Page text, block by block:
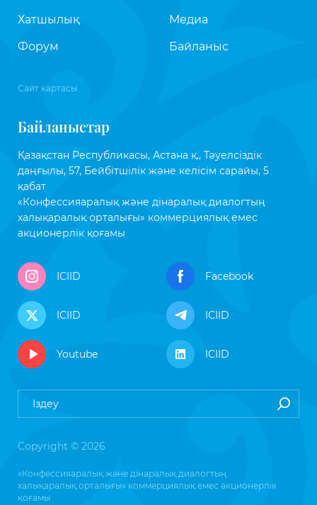
Хатшылық
Форум
Медиа
Байланыс
Сайт картасы
Байланыстар
Қазақстан Республикасы, Астана қ., Тәуелсіздік
даңғылы, 57, Бейбітшілік және келісім сарайы, 5
қабат
«Конфессияаралық және дінаралық диалогтың
халықаралық орталығы» коммерциялық емес
акционерлік қоғамы
ICIID Facebook
ICIID ICIID
Youtube ICIID
Copyright © 2026
«Конфессияаралық және дінаралық диалогтың
халықаралық орталығы» коммерциялық емес акционерлік
қоғамы